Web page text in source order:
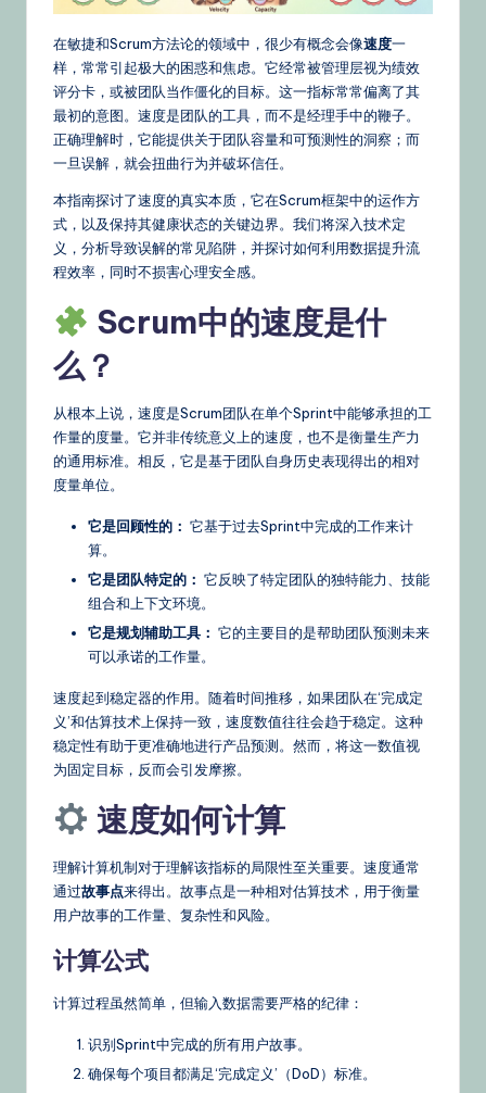
o
w
le
d
e,
Ti
p
L
在敏捷和Scrum方法论的领域中，很少有概念会像速度一
样，常常引起极大的困惑和焦虑。它经常被管理层视为绩效
评分卡，或被团队当作僵化的目标。这一指标常常偏离了其
最初的意图。速度是团队的工具，而不是经理手中的鞭子。
正确理解时，它能提供关于团队容量和可预测性的洞察；而
一旦误解，就会扭曲行为并破坏信任。
本指南探讨了速度的真实本质，它在Scrum框架中的运作方
式，以及保持其健康状态的关键边界。我们将深入技术定
义，分析导致误解的常见陷阱，并探讨如何利用数据提升流
程效率，同时不损害心理安全感。
Scrum中的速度是什
么？
从根本上说，速度是Scrum团队在单个Sprint中能够承担的工
作量的度量。它并非传统意义上的速度，也不是衡量生产力
的通用标准。相反，它是基于团队自身历史表现得出的相对
度量单位。
它是回顾性的： 它基于过去Sprint中完成的工作来计
算。
它是团队特定的： 它反映了特定团队的独特能力、技能
组合和上下文环境。
它是规划辅助工具： 它的主要目的是帮助团队预测未来
可以承诺的工作量。
速度起到稳定器的作用。随着时间推移，如果团队在‘完成定
义’和估算技术上保持一致，速度数值往往会趋于稳定。这种
稳定性有助于更准确地进行产品预测。然而，将这一数值视
为固定目标，反而会引发摩擦。
速度如何计算
理解计算机制对于理解该指标的局限性至关重要。速度通常
通过故事点来得出。故事点是一种相对估算技术，用于衡量
用户故事的工作量、复杂性和风险。
计算公式
计算过程虽然简单，但输入数据需要严格的纪律：
识别Sprint中完成的所有用户故事。
确保每个项目都满足‘完成定义’（DoD）标准。